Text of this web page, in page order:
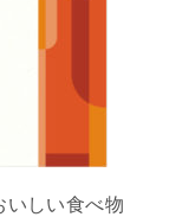
いしい食べ物